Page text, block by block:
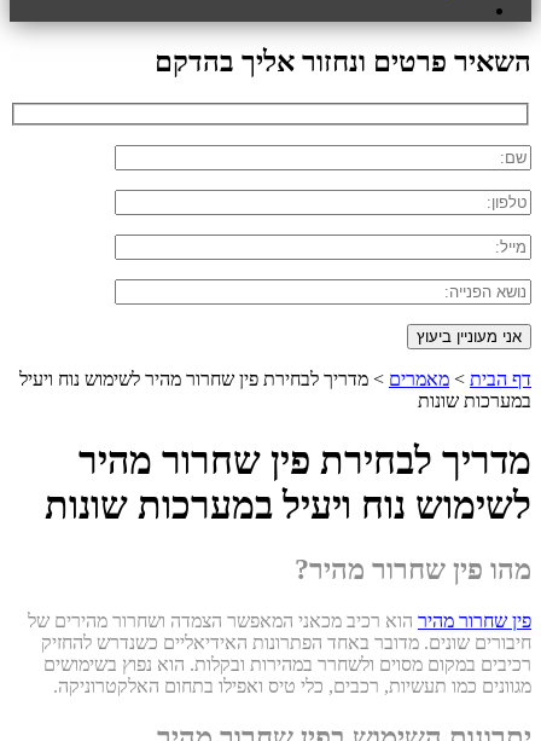
השאיר פרטים ונחזור אליך בהדקם
דף הבית > מאמרים > מדריך לבחירת פין שחרור מהיר לשימוש נוח ויעיל
במערכות שונות
מדריך לבחירת פין שחרור מהיר
לשימוש נוח ויעיל במערכות שונות
מהו פין שחרור מהיר?
פין שחרור מהיר הוא רכיב מכאני המאפשר הצמדה ושחרור מהירים של
חיבורים שונים. מדובר באחד הפתרונות האידיאליים כשנדרש להחזיק
רכיבים במקום מסוים ולשחרר במהירות ובקלות. הוא נפוץ בשימושים
מגוונים כמו תעשיות, רכבים, כלי טיס ואפילו בתחום האלקטרוניקה.